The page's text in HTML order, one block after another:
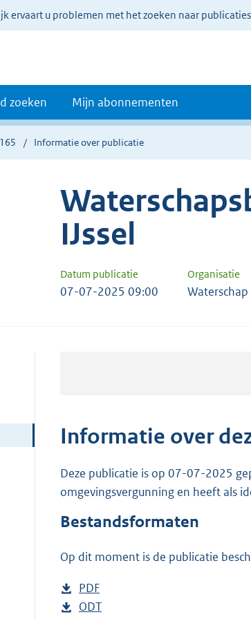
ervaart u problemen met het zoeken naar
zoeken Mijn abonnementen
Informatie over publicatie
IJssel
Datum publicatie Organisatie
07-07-2025 09:00 Waterschap
Informatie over
Deze publicatie is op 07-07-2025
omgevingsvergunning en heeft als
Bestandsformaten
Op dit moment is de publicatie
D
o
PDF
e
D
ODT